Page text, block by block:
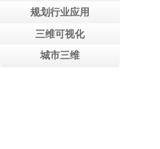
规划行业应用
三维可视化
城市三维